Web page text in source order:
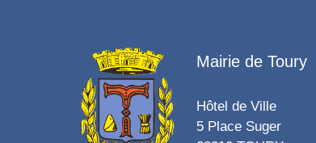
Mairie de Toury
Hôtel de Ville
5 Place Suger